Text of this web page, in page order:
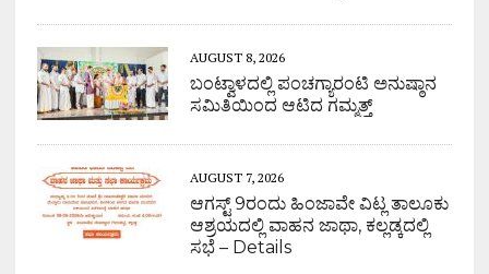
AUGUST 8, 2026
ಬಂಟ್ವಾಳದಲ್ಲಿ ಪಂಚಗ್ಯಾರಂಟಿ ಅನುಷ್ಠಾನ
ಸಮಿತಿಯಿಂದ ಆಟಿದ ಗಮ್ಮತ್ತ್
AUGUST 7, 2026
ಆಗಸ್ಟ್ 9ರಂದು ಹಿಂಜಾವೇ ವಿಟ್ಲ ತಾಲೂಕು
ಆಶ್ರಯದಲ್ಲಿ ವಾಹನ ಜಾಥಾ, ಕಲ್ಲಡ್ಕದಲ್ಲಿ
ಸಭೆ – Details